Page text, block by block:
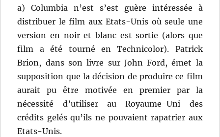
a) Columbia n’est s’est guère intéressée à
distribuer le film aux Etats-Unis où seule une
version en noir et blanc est sortie (alors que
film a été tourné en Technicolor). Patrick
Brion, dans son livre sur John Ford, émet la
supposition que la décision de produire ce film
aurait pu être motivée en premier par la
nécessité d’utiliser au Royaume-Uni des
crédits gelés qu’ils ne pouvaient rapatrier aux
Etats-Unis.